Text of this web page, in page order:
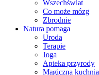
Wszechświat
Co może mózg
Zbrodnie
Natura pomaga
Uroda
Terapie
Joga
Apteka przyrody
Magiczna kuchnia